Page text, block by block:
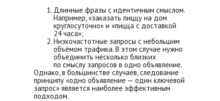
Длинные фразы с идентичным смыслом.
Например, «заказать пиццу на дом
круглосуточно» и «пицца с доставкой
24 часа»;
Низкочастотные запросы с небольшим
объёмом трафика. В этом случае нужно
объединить несколько близких
по смыслу запросов в одно объявление.
Однако, в большинстве случаев, следование
принципу «одно объявление — один ключевой
запрос» является наиболее эффективным
подходом.